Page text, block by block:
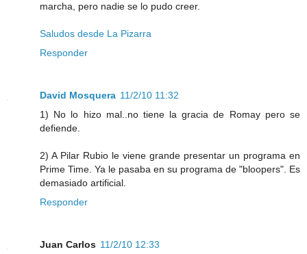
marcha, pero nadie se lo pudo creer.
Saludos desde La Pizarra
Responder
David Mosquera 11/2/10 11:32
1) No lo hizo mal..no tiene la gracia de Romay pero se
defiende.
2) A Pilar Rubio le viene grande presentar un programa en
Prime Time. Ya le pasaba en su programa de "bloopers". Es
demasiado artificial.
Responder
Juan Carlos 11/2/10 12:33